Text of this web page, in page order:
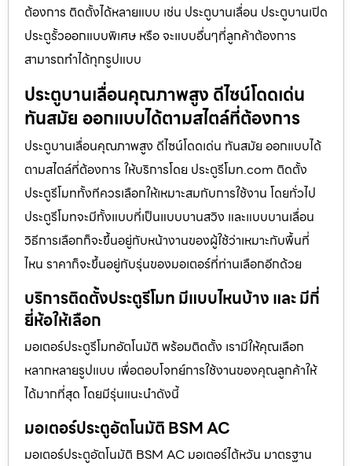
ต้องการ ติดตั้งได้หลายแบบ เช่น ประตูบานเลื่อน ประตูบานเปิด
ประตูรั้วออกแบบพิเศษ หรือ จะแบบอื่นๆที่ลูกค้าต้องการ
สามารถทำได้ทุกรูปแบบ
ประตูบานเลื่อนคุณภาพสูง ดีไซน์โดดเด่น
ทันสมัย ออกแบบได้ตามสไตล์ที่ต้องการ
ประตูบานเลื่อนคุณภาพสูง ดีไซน์โดดเด่น ทันสมัย ออกแบบได้
ตามสไตล์ที่ต้องการ ให้บริการโดย ประตูรีโมท.com ติดตั้ง
ประตูรีโมททั้งทีควรเลือกให้เหมาะสมกับการใช้งาน โดยทั่วไป
ประตูรีโมทจะมีทั้งแบบที่เป็นแบบบานสวิง และแบบบานเลื่อน
วิธีการเลือกก็จะขึ้นอยู่กับหน้างานของผู้ใช้ว่าเหมาะกับพื้นที่
ไหน ราคาก็จะขึ้นอยู่กับรุ่นของมอเตอร์ที่ท่านเลือกอีกด้วย
บริการติดตั้งประตูรีโมท มีแบบไหนบ้าง และ มีกี่
ยี่ห้อให้เลือก
มอเตอร์ประตูรีโมทอัตโนมัติ พร้อมติดตั้ง เรามีให้คุณเลือก
หลากหลายรูปแบบ เพื่อตอบโจทย์การใช้งานของคุณลูกค้าให้
ได้มากที่สุด โดยมีรุ่นแนะนำดังนี้
มอเตอร์ประตูอัตโนมัติ BSM AC
มอเตอร์ประตูอัตโนมัติ BSM AC มอเตอร์ไต้หวัน มาตรฐาน